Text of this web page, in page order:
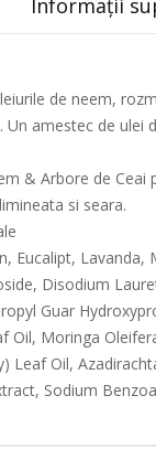
Informații
de neem,
amestec de
& Arbore de
si seara.
Eucalipt, Lavanda,
Disodium
Guar
Moringa
Oil,
Sodium